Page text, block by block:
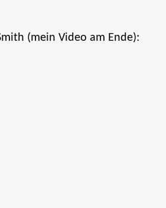
(mein Video am Ende):